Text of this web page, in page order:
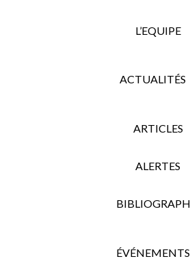
L’EQUIPE
ACTUALITÉS
ARTICLES
ALERTES
ÉVÉNEMENTS